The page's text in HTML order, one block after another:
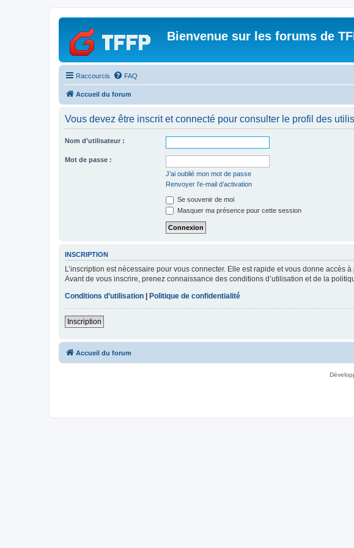
Bienvenue sur les forums de
Raccourcis FAQ
Accueil du forum
Vous devez être inscrit et connecté pour consulter le profil des
Nom d’utilisateur :
Mot de passe :
J’ai oublié mon mot de passe
Renvoyer l’e-mail d’activation
Se souvenir de moi
Masquer ma présence pour cette session
INSCRIPTION
L’inscription est nécessaire pour vous connecter. Elle est rapide et vous donne
Avant de vous inscrire, prenez connaissance des conditions d’utilisation et de la
Conditions d’utilisation | Politique de confidentialité
Inscription
Accueil du forum